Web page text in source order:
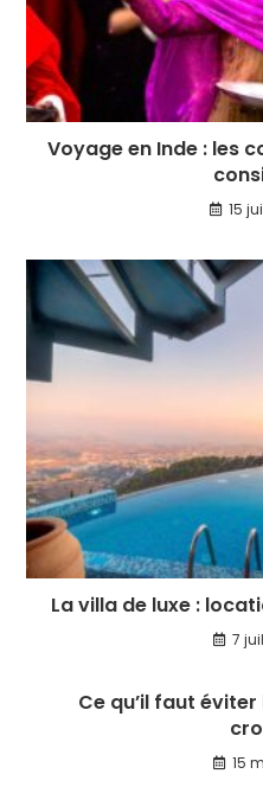
Voyage en Inde : les
15
La villa de luxe :
7
Ce qu’il faut
15